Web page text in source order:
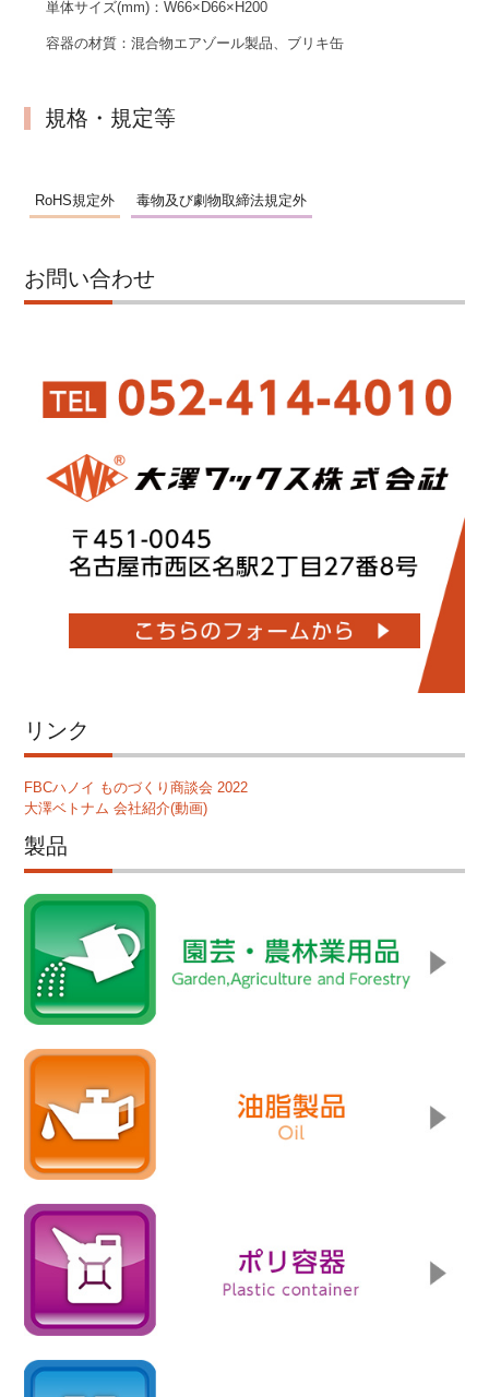
単体サイズ(mm)：W66×D66×H200
容器の材質：混合物エアゾール製品、ブリキ缶
規格・規定等
RoHS規定外 毒物及び劇物取締法規定外
お問い合わせ
リンク
FBCハノイ ものづくり商談会 2022
大澤ベトナム 会社紹介(動画)
製品